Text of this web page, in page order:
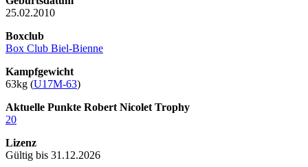
25.02.2010
Boxclub
Box Club Biel-Bienne
Kampfgewicht
63kg (U17M-63)
Aktuelle Punkte Robert Nicolet Trophy
20
Lizenz
Gültig bis 31.12.2026